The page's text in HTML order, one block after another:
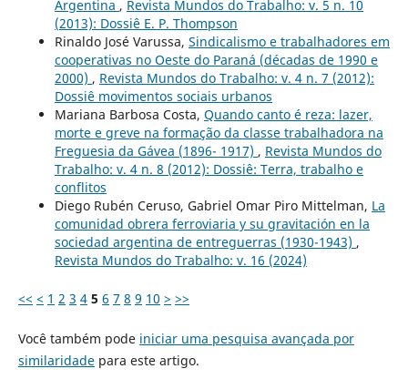
Argentina , Revista Mundos do Trabalho: v. 5 n. 10
(2013): Dossiê E. P. Thompson
Rinaldo José Varussa, Sindicalismo e trabalhadores em
cooperativas no Oeste do Paraná (décadas de 1990 e
2000) , Revista Mundos do Trabalho: v. 4 n. 7 (2012):
Dossiê movimentos sociais urbanos
Mariana Barbosa Costa, Quando canto é reza: lazer,
morte e greve na formação da classe trabalhadora na
Freguesia da Gávea (1896- 1917) , Revista Mundos do
Trabalho: v. 4 n. 8 (2012): Dossiê: Terra, trabalho e
conflitos
Diego Rubén Ceruso, Gabriel Omar Piro Mittelman, La
comunidad obrera ferroviaria y su gravitación en la
sociedad argentina de entreguerras (1930-1943) ,
Revista Mundos do Trabalho: v. 16 (2024)
<< < 1 2 3 4 5 6 7 8 9 10 > >>
Você também pode iniciar uma pesquisa avançada por
similaridadepara este artigo.